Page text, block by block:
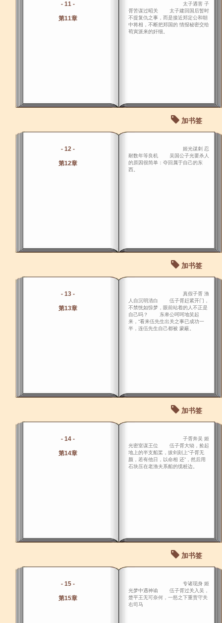
- 11 -
第11章
太子遇害 子
胥苦谋过昭关 太子建回国后暂时
不提复仇之事，而是接近郑定公和朝
中将相，不断把郑国的 情报秘密交给
荀寅派来的奸细。
加书签
- 12 -
第12章
姬光谋刺 忍
耐数年等良机 吴国公子光要杀人
的原因很简单：夺回属于自己的东
西。
加书签
- 13 -
第13章
真假子胥 渔
人自沉明清白 伍子胥赶紧开门，
不禁恍如惊梦，眼前站着的人不正是
自己吗？ 东皋公呵呵地笑起
来，“看来伍先生出关之事已成功一
半，连伍先生自己都被 蒙蔽。
加书签
- 14 -
第14章
子胥奔吴 姬
光密室谋王位 伍子胥大恸，捡起
地上的半支船桨，拔剑刻上“子胥无
颜，若有他日，以命相 还”，然后用
石块压在老渔夫系船的缆桩边。
加书签
- 15 -
第15章
专诸现身 姬
光梦中遇神谕 伍子胥过关入吴，
楚平王无可奈何，一怒之下重责守关
右司马